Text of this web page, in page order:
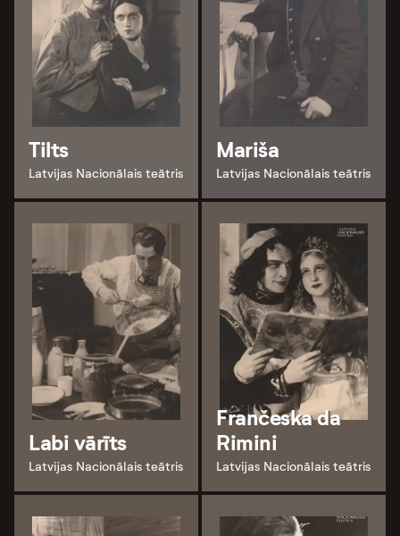
Tilts
Latvijas Nacionālais teātris
Mariša
Latvijas Nacionālais teātris
Labi vārīts
Latvijas Nacionālais teātris
Frančeska da
Rimini
Latvijas Nacionālais teātris